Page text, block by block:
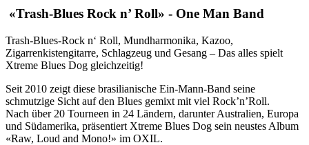
«Trash-Blues Rock n’ Roll» - One Man Band
Trash-Blues-Rock n‘ Roll, Mundharmonika, Kazoo,
Zigarrenkistengitarre, Schlagzeug und Gesang – Das alles spielt
Xtreme Blues Dog gleichzeitig!
Seit 2010 zeigt diese brasilianische Ein-Mann-Band seine
schmutzige Sicht auf den Blues gemixt mit viel Rock’n’Roll.
Nach über 20 Tourneen in 24 Ländern, darunter Australien, Europa
und Südamerika, präsentiert Xtreme Blues Dog sein neustes Album
«Raw, Loud and Mono!» im OXIL.